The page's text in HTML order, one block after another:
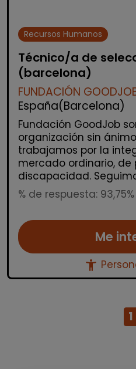
Recursos Humanos
Técnico/a de
(barcelona)
FUNDACIÓN
España(Barcelona)
Fundación GoodJob
organización sin
trabajamos por la
mercado ordinario, de
discapacidad.
% de respuesta: 93,75%
Me
accessibility_new
1